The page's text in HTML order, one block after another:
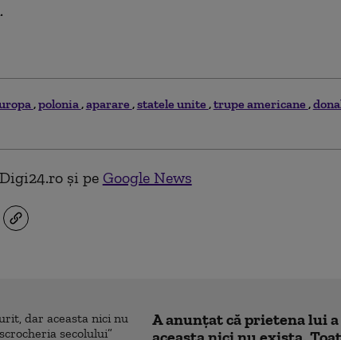
polonia aparare statele unite trupe americane
și pe Google News
A anunțat că prietena lui